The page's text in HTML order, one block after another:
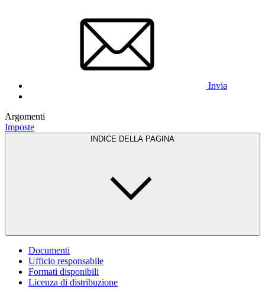
Invia
Argomenti
Imposte
INDICE DELLA PAGINA
Documenti
Ufficio responsabile
Formati disponibili
Licenza di distribuzione